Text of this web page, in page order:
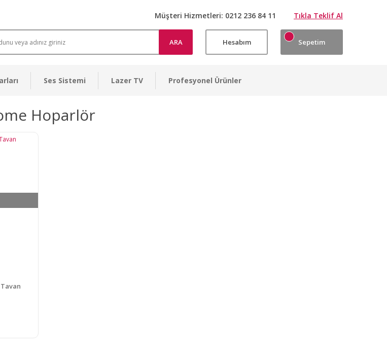
Müşteri Hizmetleri: 0212 236 84 11 Tıkla Teklif Al
ARA Hesabım Sepetim
Ses Sistemi Lazer TV Profesyonel Ürünler
Hoparlör